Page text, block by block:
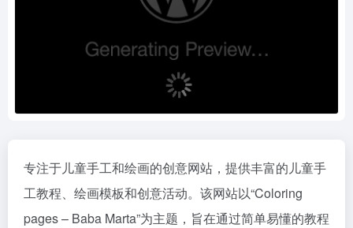
专注于儿童手工和绘画的创意网站，提供丰富的儿童手
工教程、绘画模板和创意活动。该网站以“Coloring
pages – Baba Marta”为主题，旨在通过简单易懂的教程